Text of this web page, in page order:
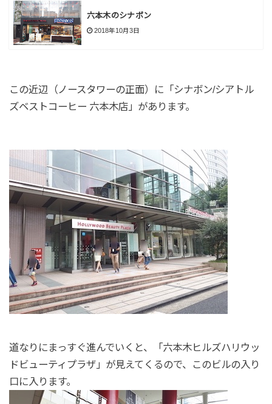
六本木のシナボン
2018年10月3日
この近辺（ノースタワーの正面）に「シナボン/シアトル
ズベストコーヒー 六本木店」があります。
道なりにまっすぐ進んでいくと、「六本木ヒルズハリウッ
ドビューティプラザ」が見えてくるので、このビルの入り
口に入ります。